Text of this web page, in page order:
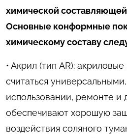
химической
Основные конформные
химическому составу
• Акрил (тип AR):
считаться
использовании, ремонте и
обеспечивают хорошую
воздействия соляного